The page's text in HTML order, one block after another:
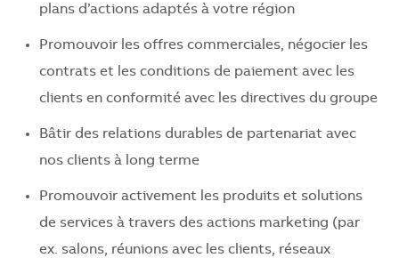
plans d’actions adaptés à votre région
Promouvoir les offres commerciales, négocier les
contrats et les conditions de paiement avec les
clients en conformité avec les directives du groupe
Bâtir des relations durables de partenariat avec
nos clients à long terme
Promouvoir activement les produits et solutions
de services à travers des actions marketing (par
ex. salons, réunions avec les clients, réseaux